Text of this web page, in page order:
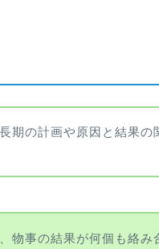
期の計画や原因と結果の
物事の結果が何個も絡み